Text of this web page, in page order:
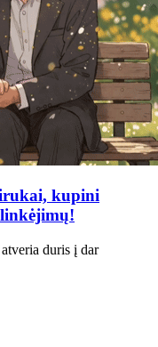
kupini
duris į dar